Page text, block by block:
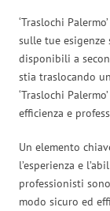
‘Traslochi
sulle tue esigenze
disponibili a
stia traslocando
‘Traslochi
efficienza e
Un elemento
l’esperienza e
professionisti
modo sicuro ed